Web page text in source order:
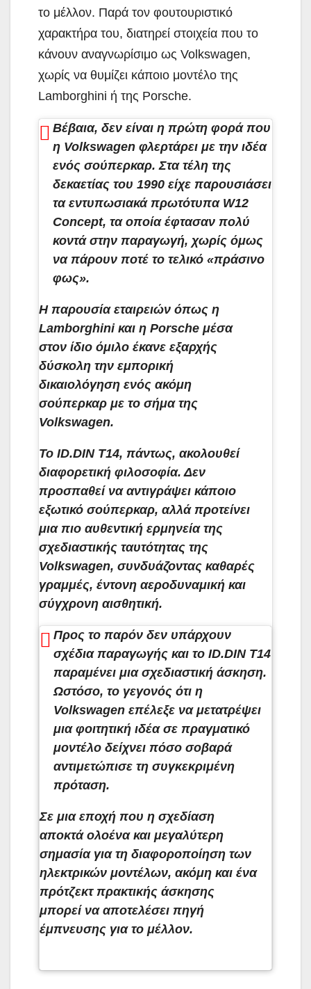
το μέλλον. Παρά τον φουτουριστικό
χαρακτήρα του, διατηρεί στοιχεία που το
κάνουν αναγνωρίσιμο ως Volkswagen,
χωρίς να θυμίζει κάποιο μοντέλο της
Lamborghini ή της Porsche.
Βέβαια, δεν είναι η πρώτη φορά που
η Volkswagen φλερτάρει με την ιδέα
ενός σούπερκαρ. Στα τέλη της
δεκαετίας του 1990 είχε παρουσιάσει
τα εντυπωσιακά πρωτότυπα W12
Concept, τα οποία έφτασαν πολύ
κοντά στην παραγωγή, χωρίς όμως
να πάρουν ποτέ το τελικό «πράσινο
φως».
Η παρουσία εταιρειών όπως η
Lamborghini και η Porsche μέσα
στον ίδιο όμιλο έκανε εξαρχής
δύσκολη την εμπορική
δικαιολόγηση ενός ακόμη
σούπερκαρ με το σήμα της
Volkswagen.
Το ID.DIN T14, πάντως, ακολουθεί
διαφορετική φιλοσοφία. Δεν
προσπαθεί να αντιγράψει κάποιο
εξωτικό σούπερκαρ, αλλά προτείνει
μια πιο αυθεντική ερμηνεία της
σχεδιαστικής ταυτότητας της
Volkswagen, συνδυάζοντας καθαρές
γραμμές, έντονη αεροδυναμική και
σύγχρονη αισθητική.
Προς το παρόν δεν υπάρχουν
σχέδια παραγωγής και το ID.DIN T14
παραμένει μια σχεδιαστική άσκηση.
Ωστόσο, το γεγονός ότι η
Volkswagen επέλεξε να μετατρέψει
μια φοιτητική ιδέα σε πραγματικό
μοντέλο δείχνει πόσο σοβαρά
αντιμετώπισε τη συγκεκριμένη
πρόταση.
Σε μια εποχή που η σχεδίαση
αποκτά ολοένα και μεγαλύτερη
σημασία για τη διαφοροποίηση των
ηλεκτρικών μοντέλων, ακόμη και ένα
πρότζεκτ πρακτικής άσκησης
μπορεί να αποτελέσει πηγή
έμπνευσης για το μέλλον.